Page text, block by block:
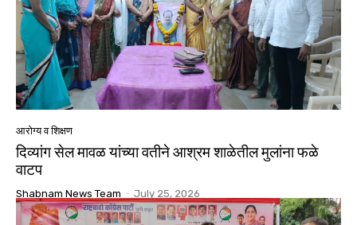
आरोग्य व शिक्षण
दिव्यांग सेल मावळ यांच्या वतीने आश्रम शाळेतील मुलांना फळे
वाटप
Shabnam News Team - July 25, 2026